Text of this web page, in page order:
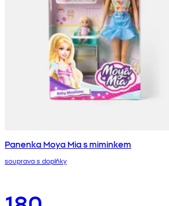
Panenka Moya Mia s miminkem
souprava s doplňky